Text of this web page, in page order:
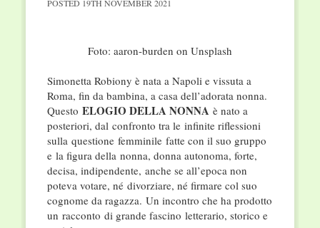
POSTED 19TH NOVEMBER 2021
Foto: aaron-burden on Unsplash
Simonetta Robiony è nata a Napoli e vissuta a
Roma, fin da bambina, a casa dell’adorata nonna.
Questo ELOGIO DELLA NONNA è nato a
posteriori, dal confronto tra le infinite riflessioni
sulla questione femminile fatte con il suo gruppo
e la figura della nonna, donna autonoma, forte,
decisa, indipendente, anche se all’epoca non
poteva votare, né divorziare, né firmare col suo
cognome da ragazza. Un incontro che ha prodotto
un racconto di grande fascino letterario, storico e